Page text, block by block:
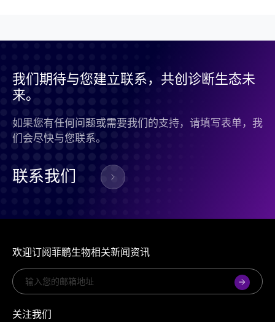
我们期待与您建立联系，共创诊断生态未
来。
如果您有任何问题或需要我们的支持，请填写表单，我
们会尽快与您联系。
联系我们
欢迎订阅菲鹏生物相关新闻资讯
关注我们